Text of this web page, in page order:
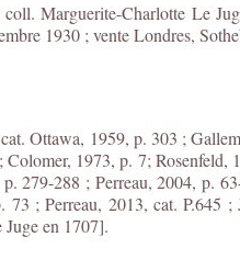
coll. Marguerite-Charlotte Le
1930 ; vente Londres,
Ottawa, 1959, p. 303 ;
1973, p. 7;
279-288 ; Perreau, 2004, p.
73 ; Perreau, 2013, cat. P.645
Juge en 1707].